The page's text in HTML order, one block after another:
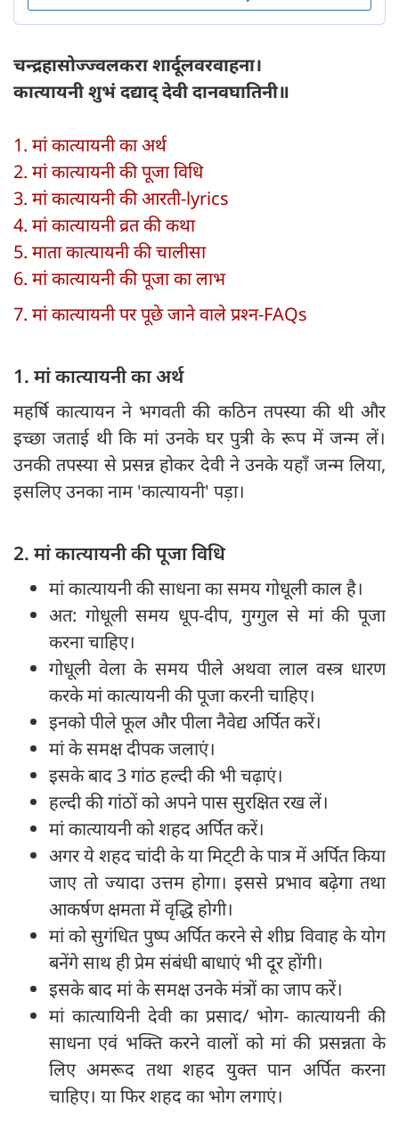
चन्द्रहासोज्ज्वलकरा शार्दूलवरवाहना।
कात्यायनी शुभं दद्याद् देवी दानवघातिनी॥
1. मां कात्यायनी का अर्थ
2. मां कात्यायनी की पूजा विधि
3. मां कात्यायनी की आरती-lyrics
4. मां कात्यायनी व्रत की कथा
5. माता कात्यायनी की चालीसा
6. मां कात्यायनी की पूजा का लाभ
7. मां कात्यायनी पर पूछे जाने वाले प्रश्‍न-FAQs
1. मां कात्यायनी का अर्थ
महर्षि कात्यायन ने भगवती की कठिन तपस्या की थी और
इच्छा जताई थी कि मां उनके घर पुत्री के रूप में जन्म लें।
उनकी तपस्या से प्रसन्न होकर देवी ने उनके यहाँ जन्म लिया,
इसलिए उनका नाम 'कात्यायनी' पड़ा।
2. मां कात्यायनी की पूजा विधि
मां कात्यायनी की साधना का समय गोधूली काल है।
अत: गोधूली समय धूप-दीप, गुग्गुल से मां की पूजा
करना चाहिए।
गोधूली वेला के समय पीले अथवा लाल वस्त्र धारण
करके मां कात्यायनी की पूजा करनी चाहिए।
इनको पीले फूल और पीला नैवेद्य अर्पित करें।
मां के समक्ष दीपक जलाएं।
इसके बाद 3 गांठ हल्दी की भी चढ़ाएं।
हल्दी की गांठों को अपने पास सुरक्षित रख लें।
मां कात्यायनी को शहद अर्पित करें।
अगर ये शहद चांदी के या मिट्‍टी के पात्र में अर्पित किया
जाए तो ज्यादा उत्तम होगा। इससे प्रभाव बढ़ेगा तथा
आकर्षण क्षमता में वृद्धि होगी।
मां को सुगंधित पुष्प अर्पित करने से शीघ्र विवाह के योग
बनेंगे साथ ही प्रेम संबंधी बाधाएं भी दूर होंगी।
इसके बाद मां के समक्ष उनके मंत्रों का जाप करें।
मां कात्यायिनी देवी का प्रसाद/ भोग- कात्यायनी की
साधना एवं भक्ति करने वालों को मां की प्रसन्नता के
लिए अमरूद तथा शहद युक्त पान अर्पित करना
चाहिए। या फिर शहद का भोग लगाएं।